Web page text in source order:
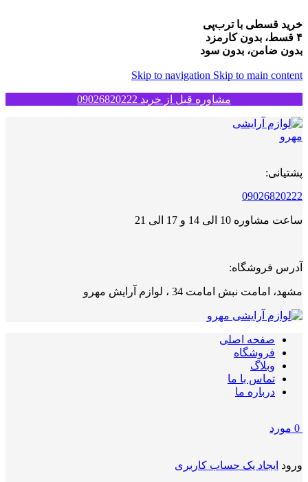
خرید قسطی با ترب‌پی
۴ قسط، بدون کارمزد
بدون ضامن، بدون سود
Skip to navigation Skip to main content
مشاوره قبل از خرید 09026820222
پشتیانی:
09026820222
ساعت مشاوره 10 الی 14 و 17 الی 21
آدرس فروشگاه:
مشهد، امامت نبش امامت 34 ، لوازم آرایش مهرو
صفحه اصلی
فروشگاه
وبلاگ
تماس با ما
درباره ما
0 مورد
ورود ایجاد یک حساب کاربری